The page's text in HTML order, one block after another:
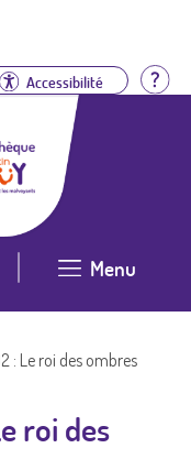
Accessibilité
Menu
: Le roi des ombres
roi des